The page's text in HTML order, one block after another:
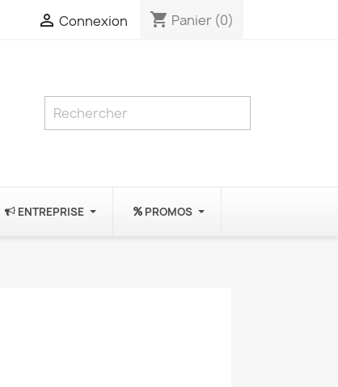
 Connexion shopping_cart Panier (0)
ENTREPRISE PROMOS